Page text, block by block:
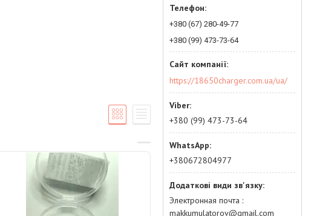
+380 (67) 280-49-77
+380 (99) 473-73-64
https://18650charger.com.ua/ua/
+380 (99) 473-73-64
+380672804977
Электронная почта
makkumulatorov@gmail.com